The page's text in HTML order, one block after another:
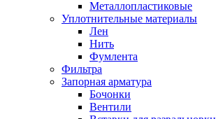
Металлопластиковые
Уплотнительные материалы
Лен
Нить
Фумлента
Фильтра
Запорная арматура
Бочонки
Вентили